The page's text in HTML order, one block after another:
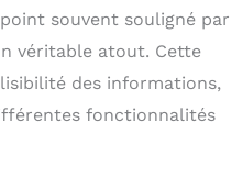
est compatible avec
jamais les
parfait
le yoga, la course
Cette montre
souvent souligné par
véritable atout. Cette
des informations,
fonctionnalités